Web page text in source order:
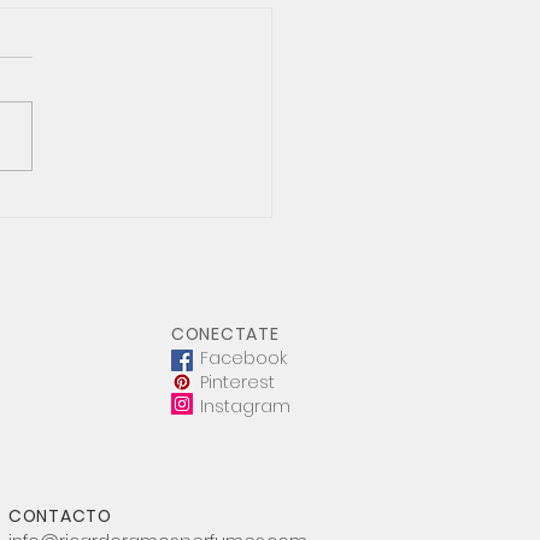
CONECTATE
Facebook
Pinterest
Instagram
CONTACTO